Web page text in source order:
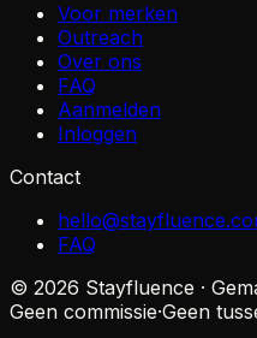
Voor merken
Outreach
Over ons
FAQ
Aanmelden
Inloggen
Contact
FAQ
© 2026 Stayfluence ·
Geen commissie·Geen